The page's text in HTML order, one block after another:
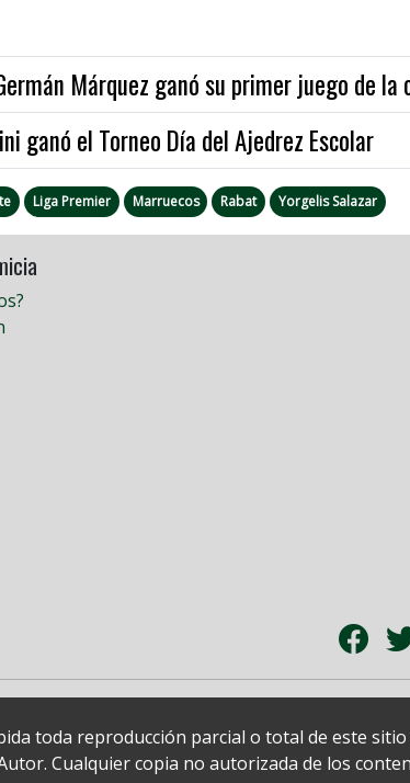
Márquez ganó su primer juego de la
ganó el Torneo Día del Ajedrez Escolar
Liga Premier Marruecos Rabat Yorgelis Salazar
toda reproducción parcial o total de este
Cualquier copia no autorizada de los